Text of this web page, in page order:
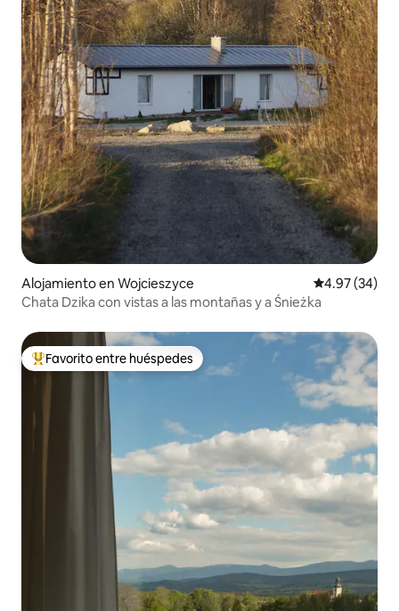
Alojamiento en Wojcieszyce Calificación
4.97 (34)
Chata Dzika con vistas a las montañas y a Śnieżka
Favorito entre huéspedes preferido
Favorito entre huéspedes